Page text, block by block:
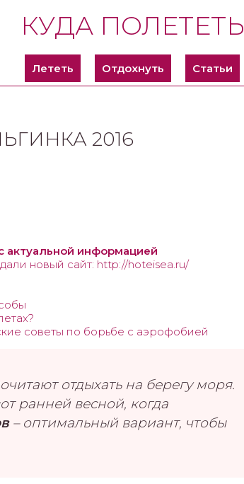
КУДА ПОЛЕТЕТЬ
Лететь Отдохнуть Статьи
2016
актуальной информацией
новый сайт: http://hoteisea.ru/
советы по борьбе с аэрофобией
отдыхать на берегу моря.
ранней весной, когда
– оптимальный вариант, чтобы